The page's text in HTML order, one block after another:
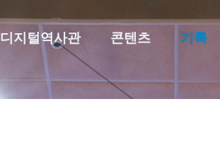
디지털역사관 콘텐츠 기록